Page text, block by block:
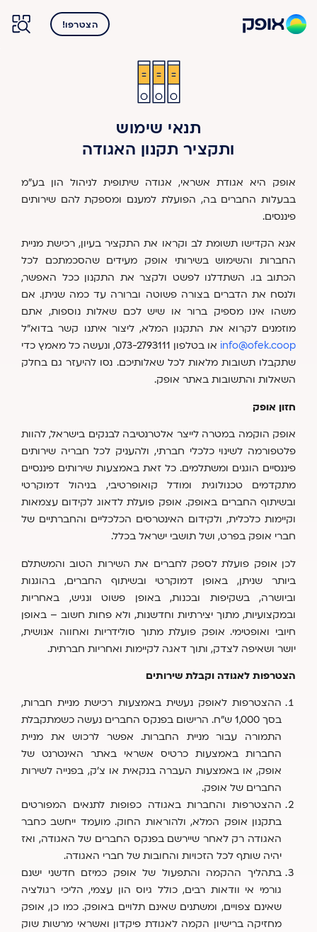
הצטרפו!
תנאי שימוש
ותקציר תקנון האגודה
אופק היא אגודת אשראי, אגודה שיתופית לניהול הון בע"מ
בבעלות החברים בה, הפועלת למענם ומספקת להם שירותים
פיננסים.
אנא הקדישו תשומת לב וקראו את התקציר בעיון, רכישת מניית
החברות והשימוש בשירותי אופק מעידים שהסכמתכם לכל
הכתוב בו. השתדלנו לפשט ולקצר את התקנון ככל האפשר,
ולנסח את הדברים בצורה פשוטה וברורה עד כמה שניתן. אם
משהו אינו מספיק ברור או שיש לכם שאלות נוספות, אתם
מוזמנים לקרוא את התקנון המלא, ליצור איתנו קשר בדוא"ל
info@ofek.coop
או בטלפון 073-2793111, ונעשה כל מאמץ כדי
שתקבלו תשובות מלאות לכל שאלותיכם. נסו להיעזר גם בחלק
השאלות והתשובות באתר אופק.
חזון אופק
אופק הוקמה במטרה לייצר אלטרנטיבה לבנקים בישראל, להוות
פלטפורמה לשינוי כלכלי חברתי, ולהעניק לכל חבריה שירותים
פיננסיים הוגנים ומשתלמים. כל זאת באמצעות שירותים פיננסיים
מתקדמים טכנולוגית ומודל קואופרטיבי, בניהול דמוקרטי
ובשיתוף החברים באופק. אופק פועלת לדאוג לקידום עצמאות
וקיימות כלכלית, ולקידום האינטרסים הכלכליים והחברתיים של
חברי אופק בפרט, ושל תושבי ישראל בכלל.
לכן אופק פועלת לספק לחברים את השירות הטוב והמשתלם
ביותר שניתן, באופן דמוקרטי ובשיתוף החברים, בהוגנות
וביושרה, בשקיפות ובכנות, באופן פשוט ונגיש, באחריות
ובמקצועיות, מתוך יצירתיות וחדשנות, ולא פחות חשוב – באופן
חיובי ואופטימי. אופק פועלת מתוך סולידריות ואחווה אנושית,
יושר ושאיפה לצדק, ותוך דאגה לקיימות ואחריות חברתית.
הצטרפות לאגודה וקבלת שירותים
ההצטרפות לאופק נעשית באמצעות רכישת מניית חברות,
בסך 1,000 ש"ח. הרישום בפנקס החברים נעשה כשמתקבלת
התמורה עבור מניית החברות. אפשר לרכוש את מניית
החברות באמצעות כרטיס אשראי באתר האינטרנט של
אופק, או באמצעות העברה בנקאית או צ'ק, בפנייה לשירות
החברים של אופק.
ההצטרפות והחברות באגודה כפופות לתנאים המפורטים
בתקנון אופק המלא, ולהוראות החוק. מועמד ייחשב כחבר
האגודה רק לאחר שיירשם בפנקס החברים של האגודה, ואז
יהיה שותף לכל הזכויות והחובות של חברי האגודה.
בתהליך ההקמה והתפעול של אופק כמיזם חדשני ישנם
גורמי אי וודאות רבים, כולל גיוס הון עצמי, הליכי רגולציה
שאינם צפויים, ומשתנים שאינם תלויים באופק. כמו כן, אופק
מחזיקה ברישיון הקמה לאגודת פיקדון ואשראי מרשות שוק